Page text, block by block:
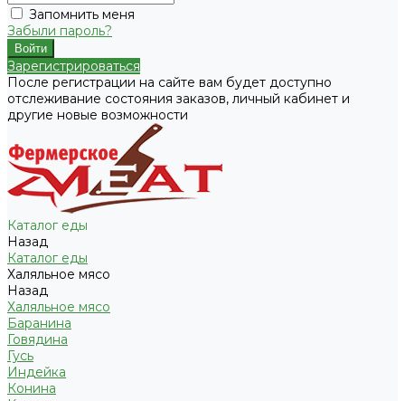
Запомнить меня
Забыли пароль?
Зарегистрироваться
После регистрации на сайте вам будет доступно
отслеживание состояния заказов, личный кабинет и
другие новые возможности
Каталог еды
Назад
Каталог еды
Халяльное мясо
Назад
Халяльное мясо
Баранина
Говядина
Гусь
Индейка
Конина